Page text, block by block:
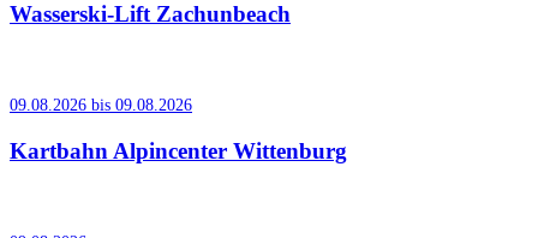
Wasserski-Lift Zachunbeach
09.08.2026 bis 09.08.2026
Kartbahn Alpincenter Wittenburg